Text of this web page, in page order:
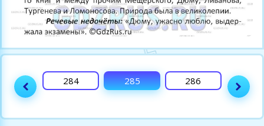
283 284 285 286 287